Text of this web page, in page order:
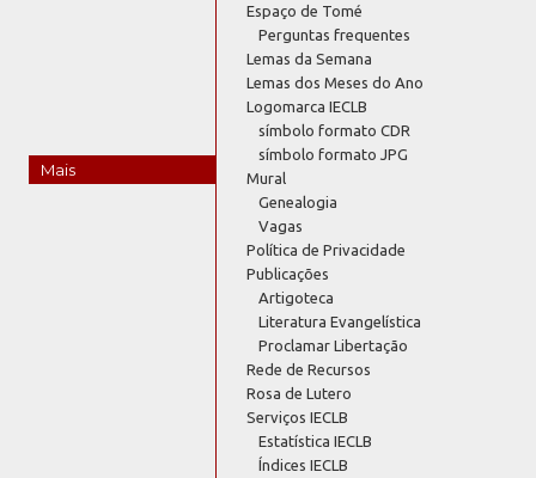
Mais
Espaço de Tomé
Perguntas frequentes
Lemas da Semana
Lemas dos Meses do Ano
Logomarca IECLB
símbolo formato CDR
símbolo formato JPG
Mural
Genealogia
Vagas
Política de Privacidade
Publicações
Artigoteca
Literatura Evangelística
Proclamar Libertação
Rede de Recursos
Rosa de Lutero
Serviços IECLB
Estatística IECLB
Índices IECLB